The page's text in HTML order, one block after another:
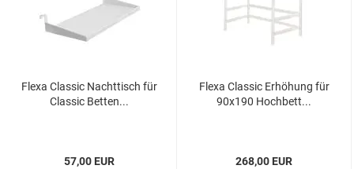
Flexa Classic Nachttisch für
Classic Betten...
57,00 EUR
Flexa Classic Erhöhung für
90x190 Hochbett...
268,00 EUR